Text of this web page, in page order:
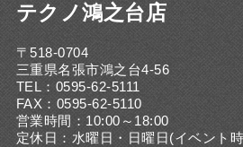
テクノ鴻之台店
〒518-0704
三重県名張市鴻之台4-56
TEL：0595-62-5111
FAX：0595-62-5110
営業時間：10:00～18:00
定休日：水曜日・日曜日(イベント